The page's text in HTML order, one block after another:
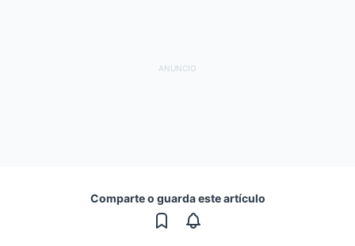
Comparte o guarda este artículo